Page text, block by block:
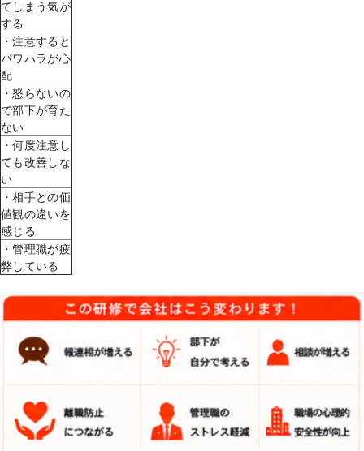
てしまう気が
する
・注意すると
パワハラが心
配
・怒らないの
で部下が育た
ない
・何度注意し
ても改善しな
い
・相手との価
値観の違いを
感じる
・管理職が疲
弊している